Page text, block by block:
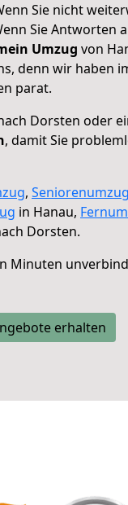
Sie nicht
Sie Antworten
Umzug von
denn wir haben
parat.
Dorsten oder
, damit Sie
, Seniorenumzug
in Hanau,
Dorsten.
Minuten
erhalten